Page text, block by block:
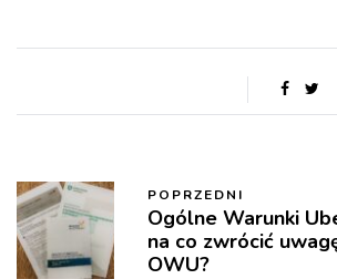
POPRZEDNI
Ogólne Warunki
na co zwrócić
OWU?